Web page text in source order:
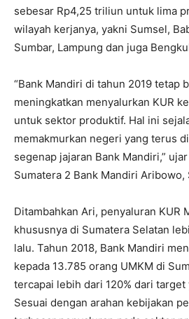
sebesar Rp4,25 triliun untuk lima
wilayah kerjanya, yakni Sumsel,
Sumbar, Lampung dan juga
“Bank Mandiri di tahun 2019 tetap
meningkatkan menyalurkan KUR
untuk sektor produktif. Hal ini
memakmurkan negeri yang terus
segenap jajaran Bank Mandiri,”
Sumatera 2 Bank Mandiri Aribowo,
Ditambahkan Ari, penyaluran KUR
khususnya di Sumatera Selatan
lalu. Tahun 2018, Bank Mandiri
kepada 13.785 orang UMKM di
tercapai lebih dari 120% dari target
Sesuai dengan arahan kebijakan